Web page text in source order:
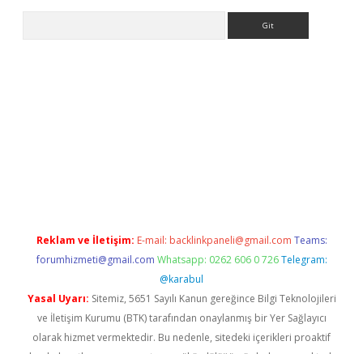
Reklam ve İletişim: E-mail: backlinkpaneli@gmail.com Teams:
forumhizmeti@gmail.com Whatsapp: 0262 606 0 726 Telegram:
@karabul
Yasal Uyarı: Sitemiz, 5651 Sayılı Kanun gereğince Bilgi Teknolojileri
ve İletişim Kurumu (BTK) tarafından onaylanmış bir Yer Sağlayıcı
olarak hizmet vermektedir. Bu nedenle, sitedeki içerikleri proaktif